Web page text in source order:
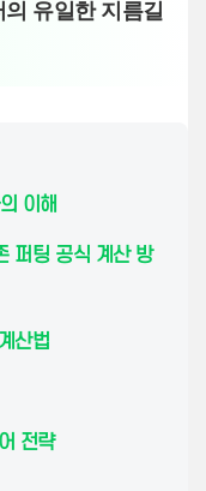
유일한 지름길
이해
퍼팅 공식 계산 방
산법
전략